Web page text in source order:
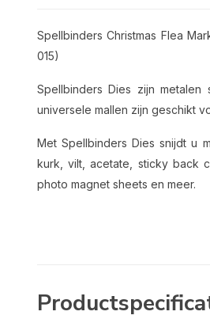
Spellbinders Christmas Flea
015)
Spellbinders Dies zijn
universele mallen zijn geschikt
Met Spellbinders Dies snijdt u
kurk, vilt, acetate, sticky back
photo magnet sheets en meer.